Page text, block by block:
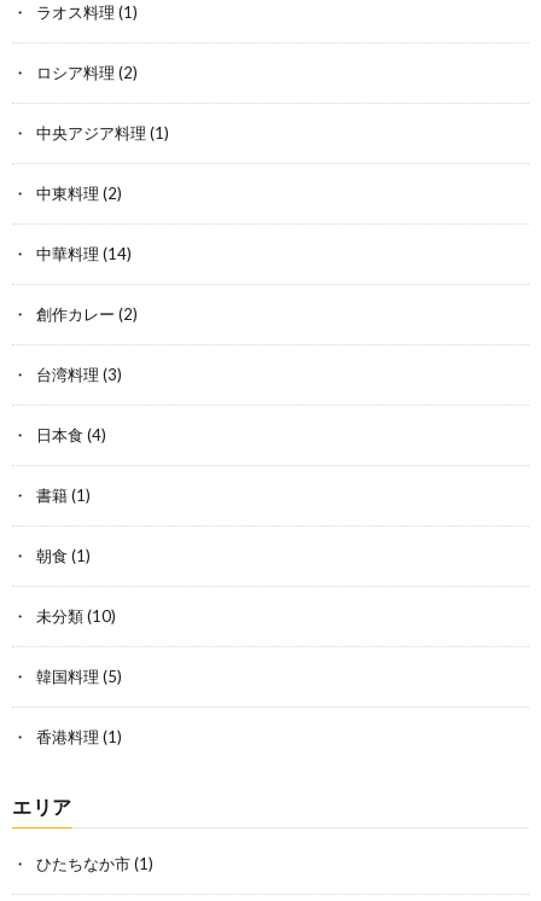
ラオス料理 (1)
ロシア料理 (2)
中央アジア料理 (1)
中東料理 (2)
中華料理 (14)
創作カレー (2)
台湾料理 (3)
日本食 (4)
書籍(1)
朝食 (1)
未分類(10)
韓国料理 (5)
香港料理 (1)
エリア
ひたちなか市(1)